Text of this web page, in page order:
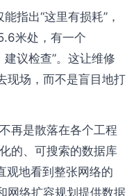
指出“这里有损耗”，
米处，有一个
议检查”。这让维修
现场，而不是盲目地打
再是散落在各个工程
的、可搜索的数据库
观地看到整张网络的
网络扩容规划提供数据